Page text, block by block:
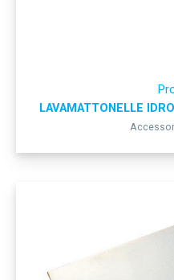
LAVAMATTONELLE